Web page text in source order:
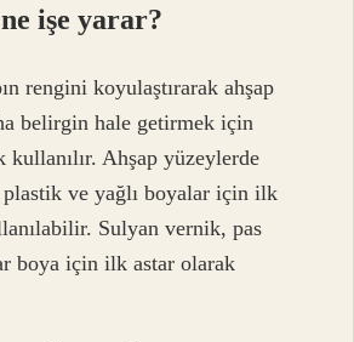
işe yarar?
rengini koyulaştırarak ahşap
belirgin hale getirmek için
kullanılır. Ahşap yüzeylerde
plastik ve yağlı boyalar için ilk
Sulyan vernik, pas
boya için ilk astar olarak